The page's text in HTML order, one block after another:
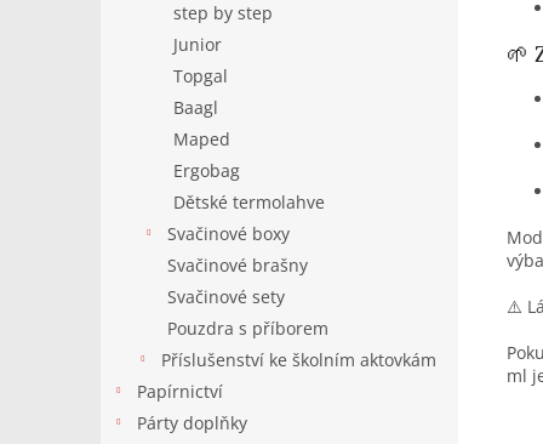
step by step
Junior
Topgal
Baagl
Maped
Ergobag
Dětské termolahve
Svačinové boxy
Svačinové brašny
Svačinové sety
Pouzdra s příborem
Příslušenství ke školním aktovkám
Papírnictví
Párty doplňky
🌱
⚠️
ml